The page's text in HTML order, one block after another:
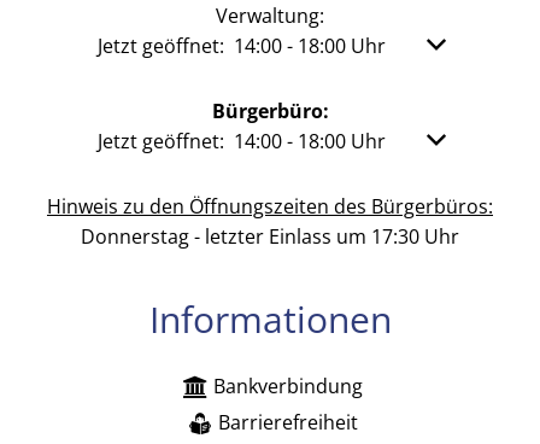
Verwaltung:
Klicken, um weitere Öffnungs- oder
Jetzt geöffnet: 14:00- 18:00Uhr Von 14:00
Bürgerbüro:
Klicken, um weitere Öffnungs- oder
Jetzt geöffnet: 14:00- 18:00Uhr Von 14:00
Hinweis zu den Öffnungszeiten des Bürgerbüros:
Donnerstag - letzter Einlass um 17:30 Uhr
Informationen
Bankverbindung
Barrierefreiheit